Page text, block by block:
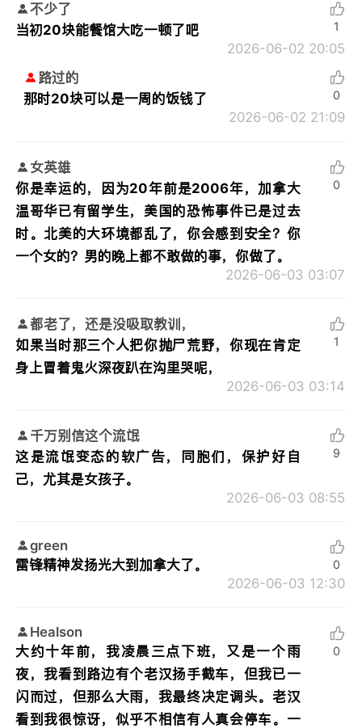
不少了
当初20块能餐馆大吃一顿了吧
2026-06-02 20:05
1
路过的
那时20块可以是一周的饭钱了
2026-06-02 21:09
0
女英雄
你是幸运的，因为20年前是2006年，加拿大
温哥华已有留学生，美国的恐怖事件已是过去
时。北美的大环境都乱了，你会感到安全？你
一个女的？男的晚上都不敢做的事，你做了。
2026-06-03 03:07
0
都老了，还是没吸取教训，
如果当时那三个人把你抛尸荒野，你现在肯定
身上冒着鬼火深夜趴在沟里哭呢，
2026-06-03 03:14
1
千万别信这个流氓
这是流氓变态的软广告，同胞们，保护好自
己，尤其是女孩子。
2026-06-03 08:55
9
green
雷锋精神发扬光大到加拿大了。
2026-06-03 12:30
0
Healson
大约十年前，我凌晨三点下班，又是一个雨
夜，我看到路边有个老汉扬手截车，但我已一
闪而过，但那么大雨，我最终决定调头。老汉
看到我很惊讶，似乎不相信有人真会停车。一
0